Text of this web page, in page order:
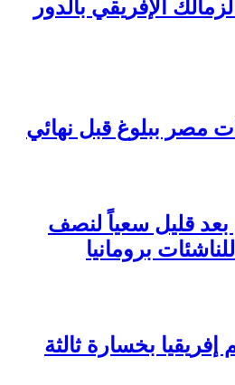
الإفريقي بالدور
مصر ببلوغ قبل نهائي
قليل سعياً لنصف
برومانيا
بخسارة ثالثة